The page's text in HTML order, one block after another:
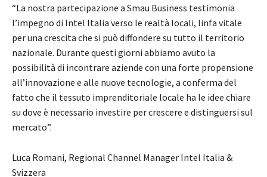
“La nostra partecipazione a Smau Business testimonia
l’impegno di Intel Italia verso le realtà locali, linfa vitale
per una crescita che si può diffondere su tutto il territorio
nazionale. Durante questi giorni abbiamo avuto la
possibilità di incontrare aziende con una forte propensione
all’innovazione e alle nuove tecnologie, a conferma del
fatto che il tessuto imprenditoriale locale ha le idee chiare
su dove è necessario investire per crescere e distinguersi sul
mercato”.
Luca Romani, Regional Channel Manager Intel Italia &
Svizzera